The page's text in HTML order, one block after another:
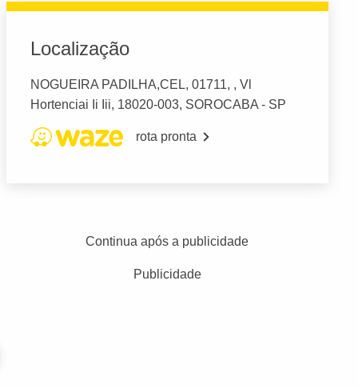
Localização
NOGUEIRA PADILHA,CEL, 01711, , Vl
Hortenciai Ii Iii, 18020-003, SOROCABA - SP
rota pronta
Continua após a publicidade
Publicidade